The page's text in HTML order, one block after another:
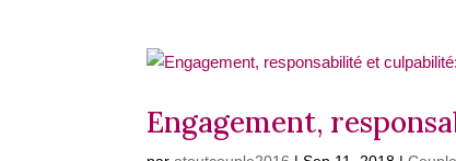
Engagement,